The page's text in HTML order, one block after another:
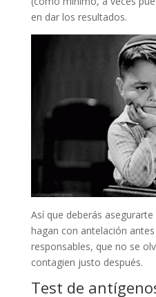
en dar los resultados.
Así que deberás
hagan con antelación
responsables, que no se
contagien justo después.
Test de